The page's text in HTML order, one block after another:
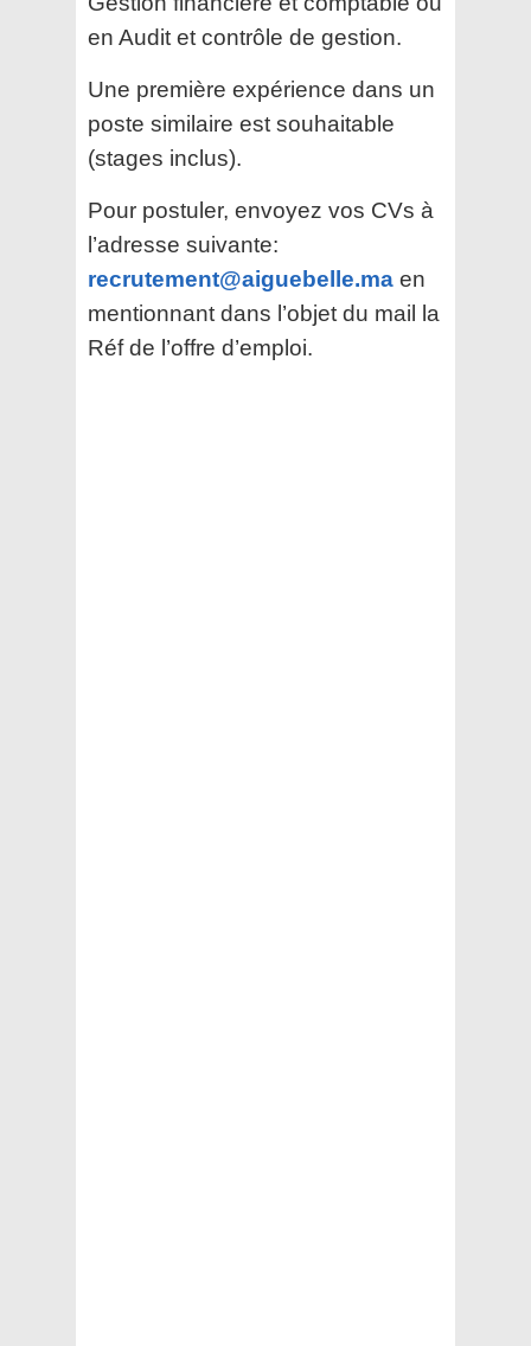
en Audit et contrôle de gestion.
Une première expérience dans un
poste similaire est souhaitable
(stages inclus).
Pour postuler, envoyez vos CVs à
l’adresse suivante:
recrutement@aiguebelle.ma en
mentionnant dans l’objet du mail la
Réf de l’offre d’emploi.